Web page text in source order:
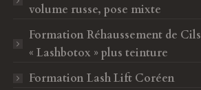
volume russe, pose mixte
Formation Réhaussement de Cils
« Lashbotox » plus teinture
Formation Lash Lift Coréen